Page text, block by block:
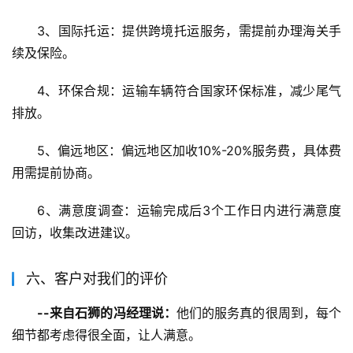
3、国际托运：提供跨境托运服务，需提前办理海关手
续及保险。
4、环保合规：运输车辆符合国家环保标准，减少尾气
排放。
5、偏远地区：偏远地区加收10%-20%服务费，具体费
用需提前协商。
6、满意度调查：运输完成后3个工作日内进行满意度
回访，收集改进建议。
六、客户对我们的评价
--来自石狮的冯经理说： 他们的服务真的很周到，每个
细节都考虑得很全面，让人满意。